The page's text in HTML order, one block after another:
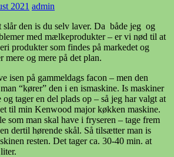
2021 admin
slår den is du selv laver. Da både jeg og
med mælkeprodukter – er vi nød til at
produkter som findes på markedet og
mere og mere på det plan.
isen på gammeldags facon – men den
“kører” den i en ismaskine. Is maskiner
tager en del plads op – så jeg har valgt at
til min Kenwood major køkken maskine.
som man skal have i fryseren – tage frem
dertil hørende skål. Så tilsætter man is
resten. Det tager ca. 30-40 min. at